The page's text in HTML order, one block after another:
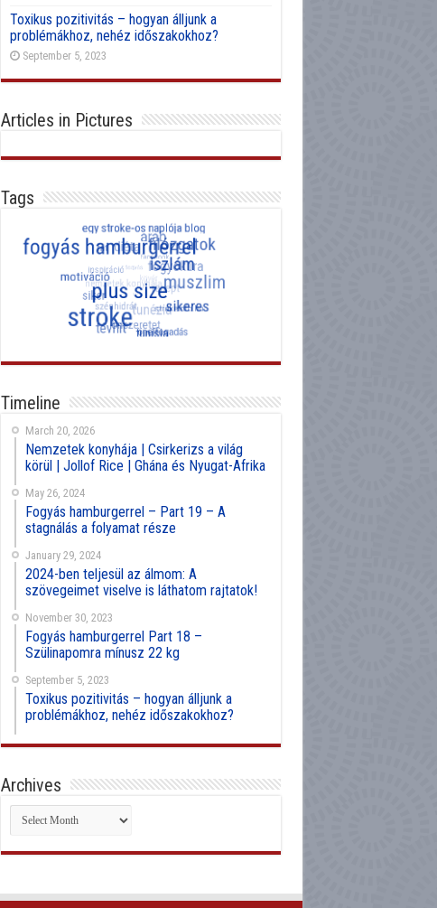
Toxikus pozitivitás – hogyan álljunk a
problémákhoz, nehéz időszakokhoz?
September 5, 2023
Articles in Pictures
Tags
Timeline
March 20, 2026
Nemzetek konyhája | Csirkerizs a világ
körül | Jollof Rice | Ghána és Nyugat-Afrika
May 26, 2024
Fogyás hamburgerrel – Part 19 – A
stagnálás a folyamat része
January 29, 2024
2024-ben teljesül az álmom: A
szövegeimet viselve is láthatom rajtatok!
November 30, 2023
Fogyás hamburgerrel Part 18 –
Szülinapomra mínusz 22 kg
September 5, 2023
Toxikus pozitivitás – hogyan álljunk a
problémákhoz, nehéz időszakokhoz?
Archives
Archives